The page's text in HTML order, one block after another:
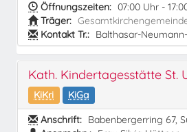
Öffnungszeiten: 07:00 Uhr -
Träger:
Kontakt Tr.: Balthasar-
Kath. Kindertagesstätte St.
KiKri
KiGa
Anschrift: Babenbergerring 67,